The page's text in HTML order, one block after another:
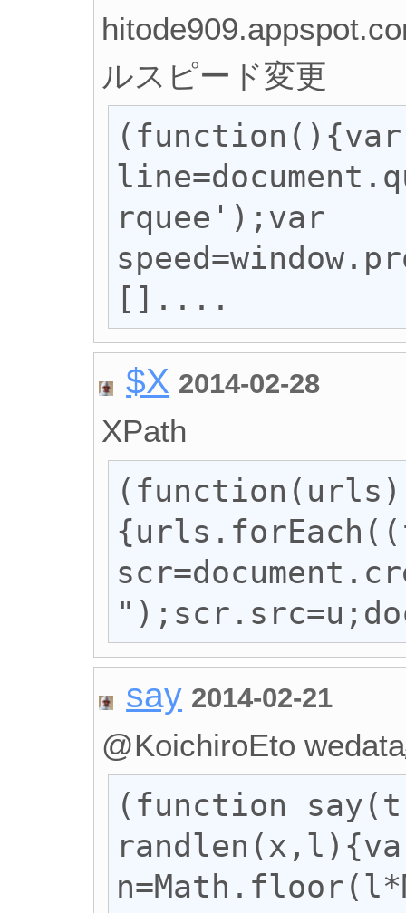
ルスピード変更
(function(){var
rquee');var
[]....
$X 2014-02-28
XPath
(function(urls)
say 2014-02-21
@KoichiroEto
(function